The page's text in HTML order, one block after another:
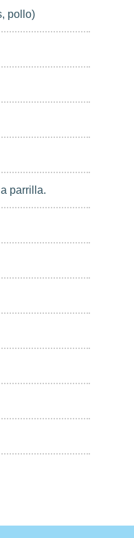
pollo)
parrilla.